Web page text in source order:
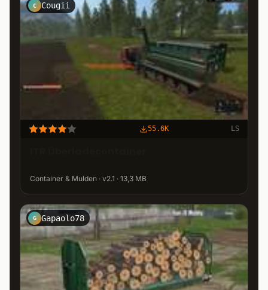
C Cougii
55.6K LS
Container & Mulden · v2.1 · 13,3 MB
G Gapaolo78